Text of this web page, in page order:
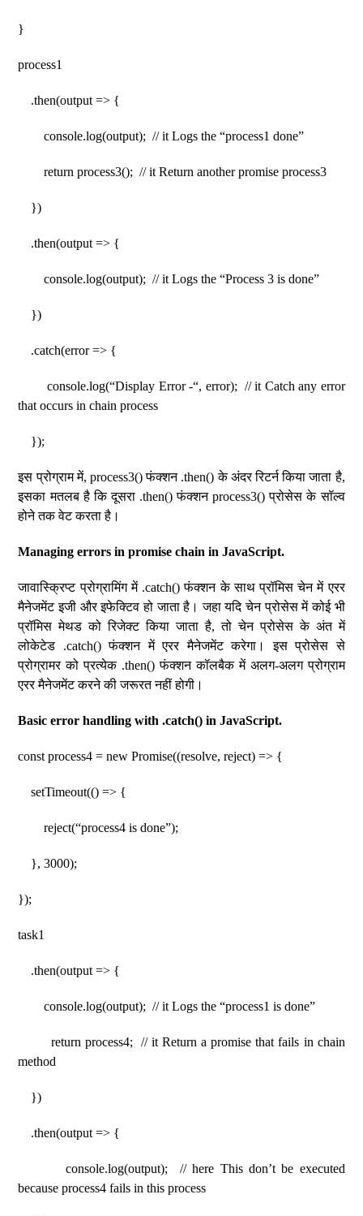
}
process1
.then(output => {
console.log(output); // it Logs the “process1 done”
return process3(); // it Return another promise process3
})
.then(output => {
console.log(output); // it Logs the “Process 3 is done”
})
.catch(error => {
console.log(“Display Error -“, error); // it Catch any error
that occurs in chain process
});
इस प्रोग्राम में, process3() फंक्शन .then() के अंदर रिटर्न किया जाता है,
इसका मतलब है कि दूसरा .then() फंक्शन process3() प्रोसेस के सॉल्व
होने तक वेट करता है।
Managing errors in promise chain in JavaScript.
जावास्क्रिप्ट प्रोग्रामिंग में .catch() फंक्शन के साथ प्रॉमिस चेन में एरर
मैनेजमेंट इजी और इफेक्टिव हो जाता है। जहा यदि चेन प्रोसेस में कोई भी
प्रॉमिस मेथड को रिजेक्ट किया जाता है, तो चेन प्रोसेस के अंत में
लोकेटेड .catch() फंक्शन में एरर मैनेजमेंट करेगा। इस प्रोसेस से
प्रोग्रामर को प्रत्येक .then() फंक्शन कॉलबैक में अलग-अलग प्रोग्राम
एरर मैनेजमेंट करने की जरूरत नहीं होगी।
Basic error handling with .catch() in JavaScript.
const process4 = new Promise((resolve, reject) => {
setTimeout(() => {
reject(“process4 is done”);
}, 3000);
});
task1
.then(output => {
console.log(output); // it Logs the “process1 is done”
return process4; // it Return a promise that fails in chain
method
})
.then(output => {
console.log(output); // here This don’t be executed
because process4 fails in this process